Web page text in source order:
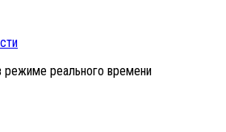
режиме реального времени